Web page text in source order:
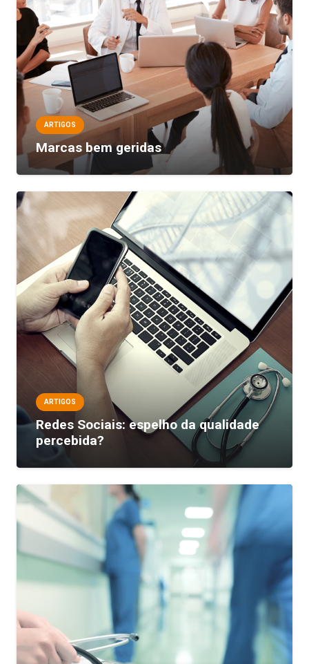
ARTIGOS
Marcas bem geridas
ARTIGOS
Redes Sociais: espelho da qualidade
percebida?